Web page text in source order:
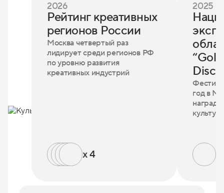
2026
Рейтинг креативных
регионов России
Москва четвертый раз
лидирует среди регионов РФ
по уровню развития
креативных индустрий
x 4
2025
год в